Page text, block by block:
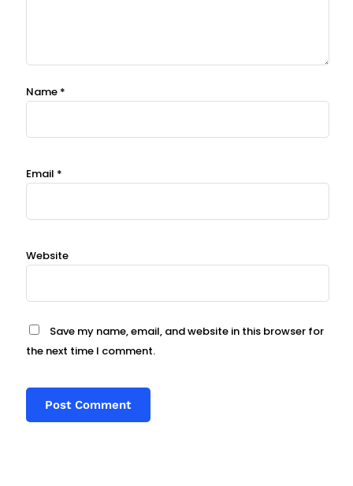
Name *
Email *
Website
Save my name, email, and website in this browser for
the next time I comment.